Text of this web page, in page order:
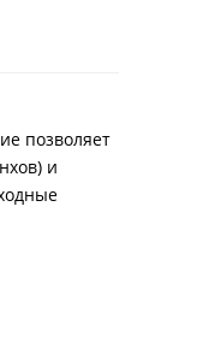
позволяет
и